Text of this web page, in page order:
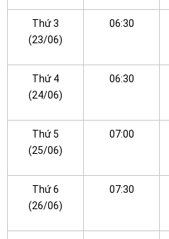
Thứ 3
(23/06)
06:30
Thứ 4
(24/06)
06:30
Thứ 5
(25/06)
07:00
Thứ 6
(26/06)
07:30